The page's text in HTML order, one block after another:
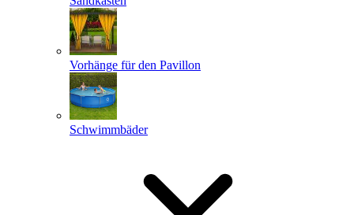
Vorhänge für den Pavillon
Schwimmbäder